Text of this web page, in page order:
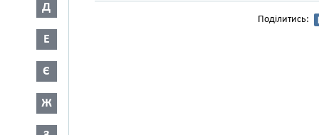
Д
Е
Є
Ж
Поділитись: